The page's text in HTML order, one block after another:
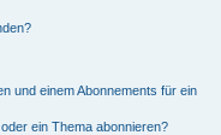
und einem Abonnements für ein
ein Thema abonnieren?